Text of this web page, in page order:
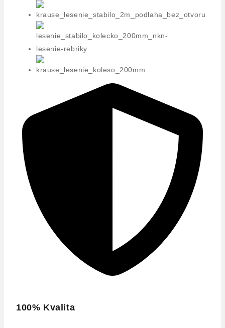
100% Kvalita